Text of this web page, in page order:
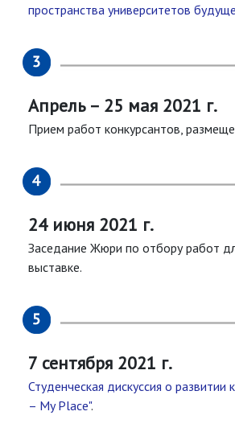
пространства университетов
Апрель – 25 мая 2021 г.
Прием работ конкурсантов,
24 июня 2021 г.
Заседание Жюри по отбору работ
выставке.
7 сентября 2021 г.
Студенческая дискуссия о развитии
– My Place".